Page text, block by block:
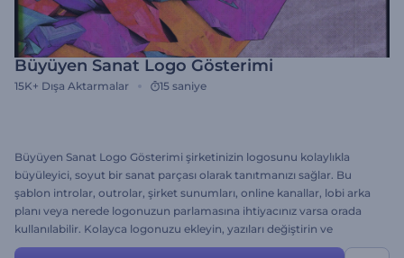
Büyüyen Sanat Logo Gösterimi
15K+ Dışa Aktarmalar 15 saniye
Büyüyen Sanat Logo Gösterimi şirketinizin logosunu kolaylıkla
büyüleyici, soyut bir sanat parçası olarak tanıtmanızı sağlar. Bu
şablon introlar, outrolar, şirket sunumları, online kanallar, lobi arka
planı veya nerede logonuzun parlamasına ihtiyacınız varsa orada
kullanılabilir. Kolayca logonuzu ekleyin, yazıları değiştirin ve
önizleme tuşuna tıklayın. Hemen ücretsiz deneyin.